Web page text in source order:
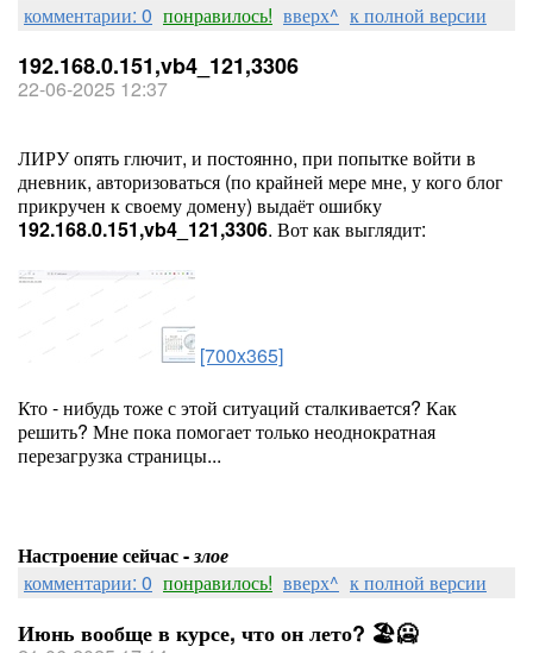
комментарии: 0 понравилось! вверх^ к полной версии
192.168.0.151,vb4_121,3306
22-06-2025 12:37
ЛИРУ опять глючит, и постоянно, при попытке войти в
дневник, авторизоваться (по крайней мере мне, у кого блог
прикручен к своему домену) выдаёт ошибку
192.168.0.151,vb4_121,3306. Вот как выглядит:
[700x365]
Кто - нибудь тоже с этой ситуаций сталкивается? Как
решить? Мне пока помогает только неоднократная
перезагрузка страницы...
Настроение сейчас -злое
комментарии: 0 понравилось! вверх^ к полной версии
Июнь вообще в курсе, что он лето? 🏖🥶